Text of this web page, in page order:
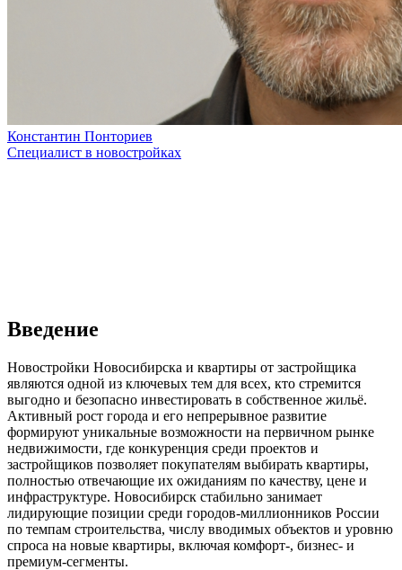
Константин Понториев
Специалист в новостройках
Введение
Новостройки Новосибирска и квартиры от застройщика
являются одной из ключевых тем для всех, кто стремится
выгодно и безопасно инвестировать в собственное жильё.
Активный рост города и его непрерывное развитие
формируют уникальные возможности на первичном рынке
недвижимости, где конкуренция среди проектов и
застройщиков позволяет покупателям выбирать квартиры,
полностью отвечающие их ожиданиям по качеству, цене и
инфраструктуре. Новосибирск стабильно занимает
лидирующие позиции среди городов-миллионников России
по темпам строительства, числу вводимых объектов и уровню
спроса на новые квартиры, включая комфорт-, бизнес- и
премиум-сегменты.